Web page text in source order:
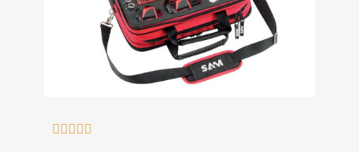
    